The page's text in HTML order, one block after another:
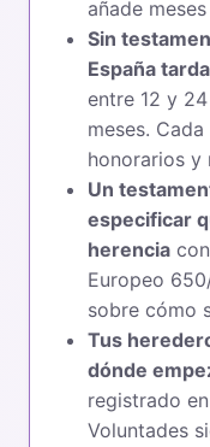
añade
Sin
España
entre 12 y
meses.
honorarios y
Un
especificar
herencia
Europeo
sobre cómo
Tus
dónde
registrado
Voluntades